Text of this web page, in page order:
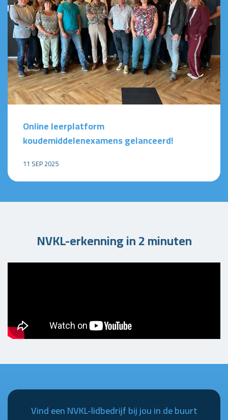
Online leerplatform
koudemiddelenexamens gelanceerd!
11 SEP 2025
NVKL-erkenning in 2 minuten
Vind een NVKL-lidbedrijf bij jou in de buurt